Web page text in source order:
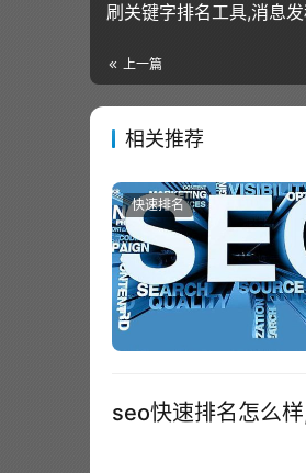
刷关键字排名工具,消息
上一篇
相关推荐
快速排名
seo快速排名怎么